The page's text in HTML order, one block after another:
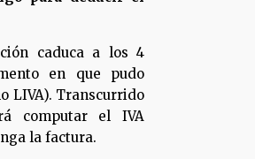
caduca a los 4
en que pudo
LIVA). Transcurrido
computar el IVA
la factura.